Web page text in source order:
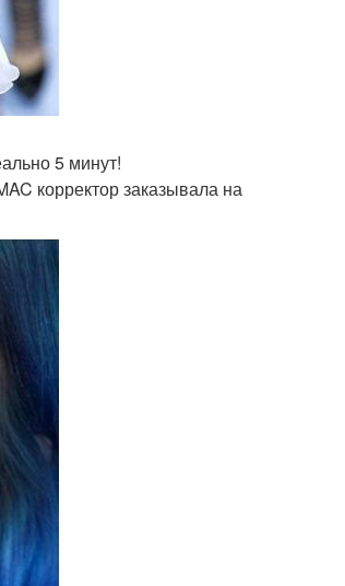
5 минут!
корректор заказывала на